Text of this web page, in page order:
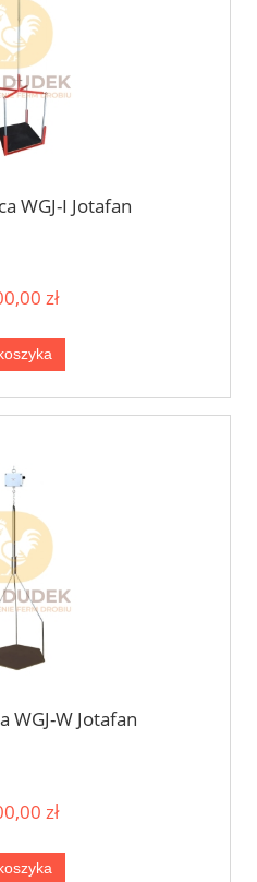
WGJ-I Jotafan
zł
WGJ-W Jotafan
zł